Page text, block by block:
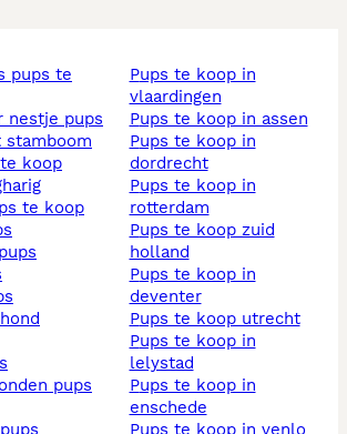
nestje pups
stamboom
koop
te koop
pups te koop in
vlaardingen
pups te koop in assen
pups te koop in
dordrecht
pups te koop in
rotterdam
pups te koop zuid
holland
pups te koop in
deventer
pups te koop utrecht
pups te koop in
lelystad
pups te koop in
enschede
pups te koop in venlo